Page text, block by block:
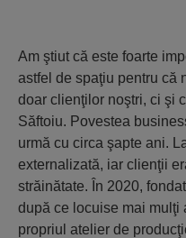
Am ştiut că este foarte
astfel de spaţiu pentru că
doar clienţilor noştri, ci şi
Săftoiu. Povestea
urmă cu circa şapte ani.
externalizată, iar clienţii
străinătate. În 2020,
după ce locuise mai mulţi
propriul atelier de